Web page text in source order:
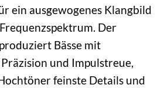
ein ausgewogenes Klangbild
Der
Bässe mit
und Impulstreue,
feinste Details und